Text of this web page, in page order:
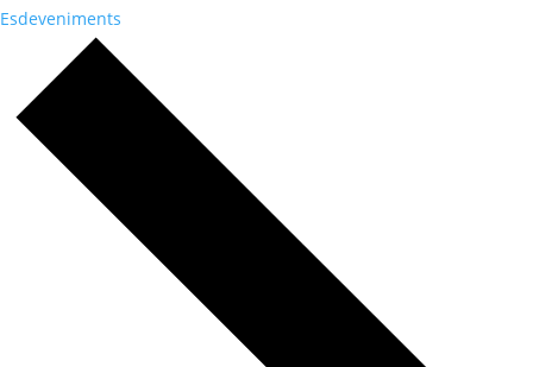
Esdeveniments